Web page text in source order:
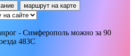
маршрут на карте
- Симферополь можно за 90
483С